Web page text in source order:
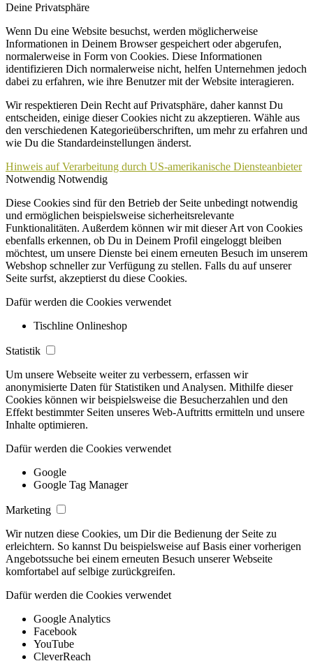
Deine Privatsphäre
Wenn Du eine Website besuchst, werden möglicherweise
Informationen in Deinem Browser gespeichert oder abgerufen,
normalerweise in Form von Cookies. Diese Informationen
identifizieren Dich normalerweise nicht, helfen Unternehmen jedoch
dabei zu erfahren, wie ihre Benutzer mit der Website interagieren.
Wir respektieren Dein Recht auf Privatsphäre, daher kannst Du
entscheiden, einige dieser Cookies nicht zu akzeptieren. Wähle aus
den verschiedenen Kategorieüberschriften, um mehr zu erfahren und
wie Du die Standardeinstellungen änderst.
Hinweis auf Verarbeitung durch US-amerikanische Diensteanbieter
Notwendig Notwendig
Diese Cookies sind für den Betrieb der Seite unbedingt notwendig
und ermöglichen beispielsweise sicherheitsrelevante
Funktionalitäten. Außerdem können wir mit dieser Art von Cookies
ebenfalls erkennen, ob Du in Deinem Profil eingeloggt bleiben
möchtest, um unsere Dienste bei einem erneuten Besuch im unserem
Webshop schneller zur Verfügung zu stellen. Falls du auf unserer
Seite surfst, akzeptierst du diese Cookies.
Dafür werden die Cookies verwendet
Tischline Onlineshop
Statistik
Um unsere Webseite weiter zu verbessern, erfassen wir
anonymisierte Daten für Statistiken und Analysen. Mithilfe dieser
Cookies können wir beispielsweise die Besucherzahlen und den
Effekt bestimmter Seiten unseres Web-Auftritts ermitteln und unsere
Inhalte optimieren.
Dafür werden die Cookies verwendet
Google
Google Tag Manager
Marketing
Wir nutzen diese Cookies, um Dir die Bedienung der Seite zu
erleichtern. So kannst Du beispielsweise auf Basis einer vorherigen
Angebotssuche bei einem erneuten Besuch unserer Webseite
komfortabel auf selbige zurückgreifen.
Dafür werden die Cookies verwendet
Google Analytics
Facebook
YouTube
CleverReach